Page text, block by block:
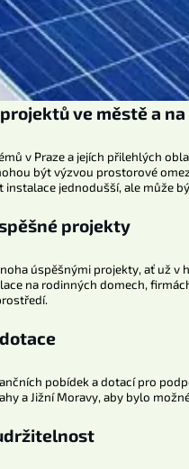
ve městě a
v Praze a jejích přilehlých
být výzvou prostorové
jednodušší, ale může
projekty
úspěšnými projekty, ať už
na rodinných domech,
pobídek a dotací pro
a Jižní Moravy, aby bylo